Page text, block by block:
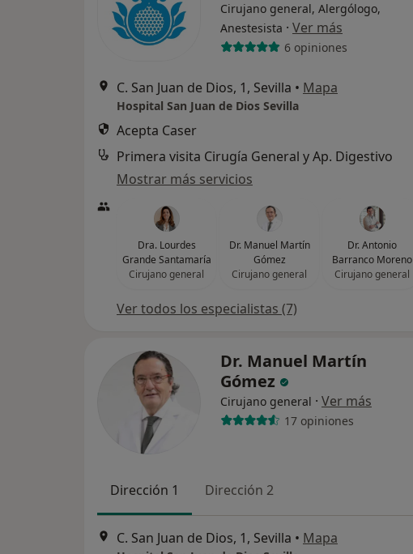
Cirujano general, Alergólogo,
Anestesista · Ver más
6 opiniones
C. San Juan de Dios, 1, Sevilla • Mapa
Hospital San Juan de Dios Sevilla
Acepta Caser
Primera visita Cirugía General y Ap. Digestivo
Mostrar más servicios
Dra. Lourdes
Grande Santamaría
Cirujano general
Dr. Manuel Martín
Gómez
Cirujano general
Dr. Antonio
Barranco Moreno
Cirujano general
Ver todos los especialistas (7)
Dr. Manuel Martín
Gómez
Cirujano general · Ver más
17 opiniones
Dirección 1 Dirección 2
C. San Juan de Dios, 1, Sevilla • Mapa